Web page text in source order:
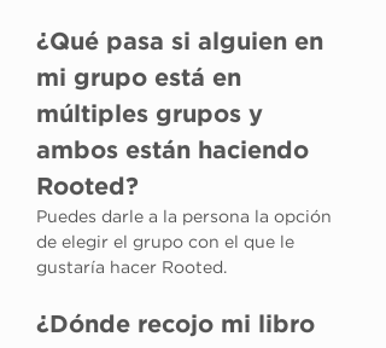
¿Qué pasa si alguien en
mi grupo está en
múltiples grupos y
ambos están haciendo
Rooted?
Puedes darle a la persona la opción
de elegir el grupo con el que le
gustaría hacer Rooted.
¿Dónde recojo mi libro